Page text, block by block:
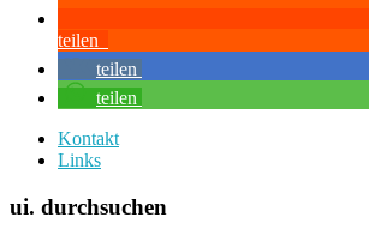
teilen
teilen
teilen
Kontakt
Links
ui. durchsuchen